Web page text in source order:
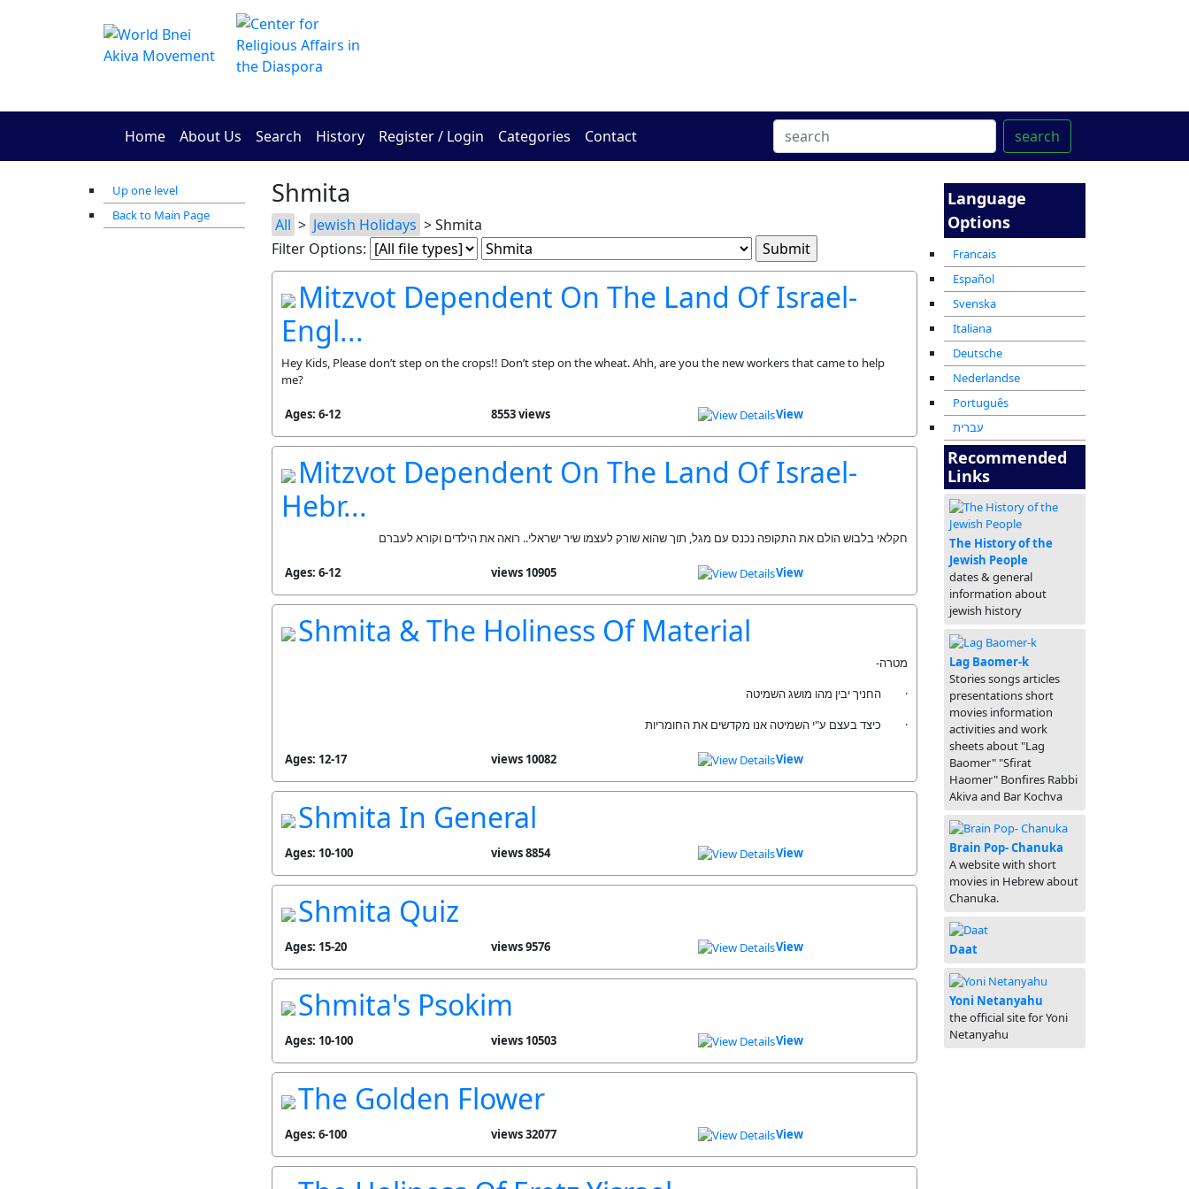
Home About Us Search History Register / Login Categories Contact search
Up one level
Back to Main Page
Shmita
All > Jewish Holidays > Shmita
Filter Options:
Mitzvot Dependent On The Land Of Israel-
Engl...
Hey Kids, Please don’t step on the crops!! Don’t step on the wheat. Ahh, are you the new workers that came to help
me?
Ages: 6-12 8553 views View
Mitzvot Dependent On The Land Of Israel-
Hebr...
חקלאי בלבוש הולם את התקופה נכנס עם מגל, תוך שהוא שורק לעצמו שיר ישראלי.. רואה את הילדים וקורא לעברם
Ages: 6-12 10905 views View
Shmita & The Holiness Of Material
מטרה-
· החניך יבין מהו מושג השמיטה
· כיצד בעצם ע"י השמיטה אנו מקדשים את החומריות
Ages: 12-17 10082 views View
Shmita In General
Ages: 10-100 8854 views View
Shmita Quiz
Ages: 15-20 9576 views View
Shmita's Psokim
Ages: 10-100 10503 views View
The Golden Flower
Ages: 6-100 32077 views View
Language
Options
Francais
Español
Svenska
Italiana
Deutsche
Nederlandse
Português
עברית
Recommended
Links
The History of the
Jewish People
dates & general
information about
jewish history
Lag Baomer-k
Stories songs articles
presentations short
movies information
activities and work
sheets about "Lag
Baomer" "Sfirat
Haomer" Bonfires Rabbi
Akiva and Bar Kochva
Brain Pop- Chanuka
A website with short
movies in Hebrew about
Chanuka.
Daat
Yoni Netanyahu
the official site for Yoni
Netanyahu